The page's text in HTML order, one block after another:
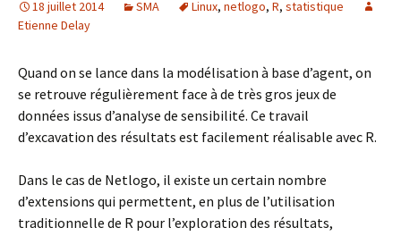
18 juillet 2014 SMA Linux, netlogo, R, statistique
Etienne Delay
Quand on se lance dans la modélisation à base d’agent, on
se retrouve régulièrement face à de très gros jeux de
données issus d’analyse de sensibilité. Ce travail
d’excavation des résultats est facilement réalisable avec R.
Dans le cas de Netlogo, il existe un certain nombre
d’extensions qui permettent, en plus de l’utilisation
traditionnelle de R pour l’exploration des résultats,